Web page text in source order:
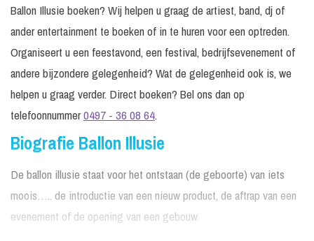
Ballon Illusie boeken? Wij helpen u graag de artiest, band, dj of
ander entertainment te boeken of in te huren voor een optreden.
Organiseert u een feestavond, een festival, bedrijfsevenement of
andere bijzondere gelegenheid? Wat de gelegenheid ook is, we
helpen u graag verder. Direct boeken? Bel ons dan op
telefoonnummer0497 - 36 08 64.
Biografie Ballon Illusie
De ballon illusie staat voor het ontstaan (de geboorte) van iets
moois….. de introductie van een nieuw product, de aftrap van een
evenement of de opening van een gebouw.